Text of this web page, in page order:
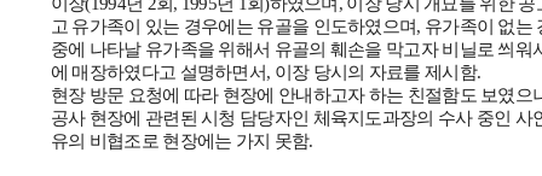
고 유가족이 있는 경우에는 유골을 인도하였으며, 유가족이 없는
중에 나타날 유가족을 위해서 유골의 훼손을 막고자 비닐로 씌워
에 매장하였다고 설명하면서, 이장 당시의 자료를 제시함.
현장 방문 요청에 따라 현장에 안내하고자 하는 친절함도 보였으
공사 현장에 관련된 시청 담당자인 체육지도과장의 수사 중인 사
유의 비협조로 현장에는 가지 못함.